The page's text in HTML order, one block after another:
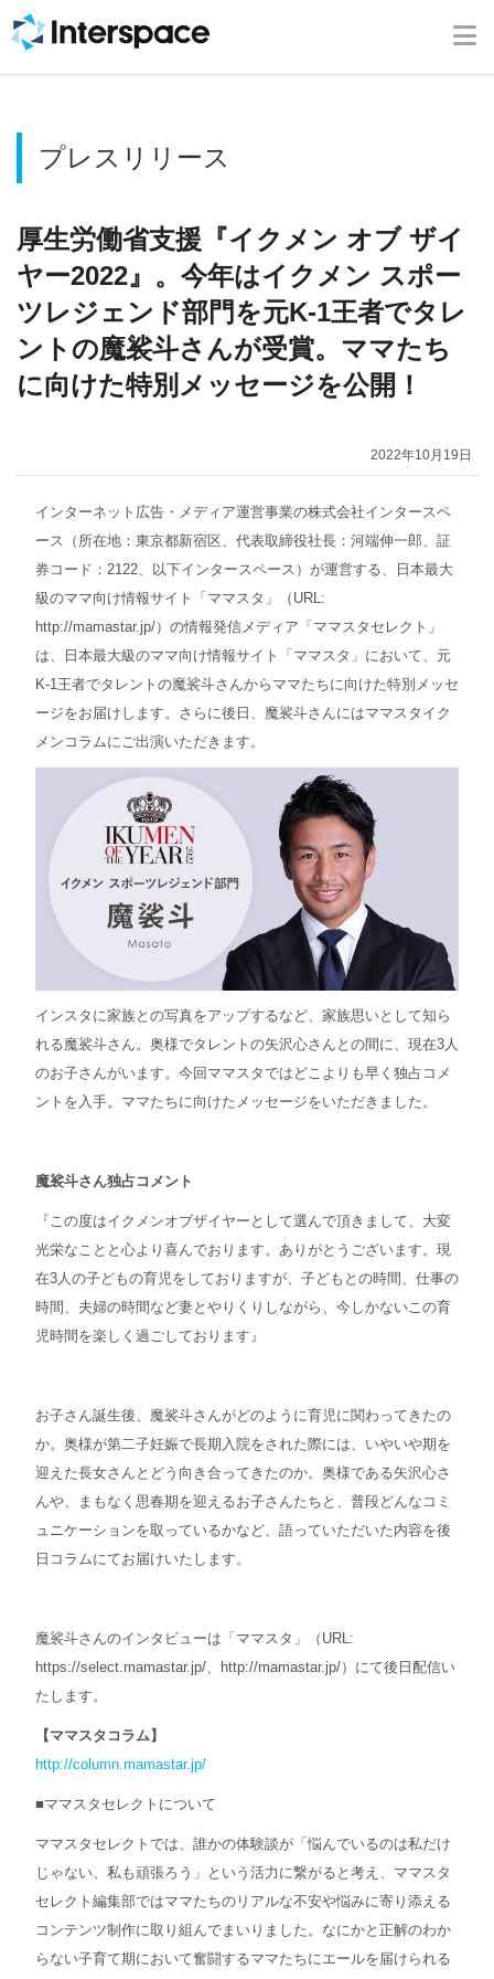
ホーム
事業内容
ニュース
IR情報
ブログ
English
プレスリリース
厚生労働省支援『イクメン オブ ザイ
ヤー2022』。今年はイクメン スポー
ツレジェンド部門を元K-1王者でタレ
ントの魔裟斗さんが受賞。ママたち
に向けた特別メッセージを公開！
2022年10月19日
インターネット広告・メディア運営事業の株式会社インタースペ
ース（所在地：東京都新宿区、代表取締役社長：河端伸一郎、証
券コード：2122、以下インタースペース）が運営する、日本最大
級のママ向け情報サイト「ママスタ」（URL:
http://mamastar.jp/）の情報発信メディア「ママスタセレクト」
は、日本最大級のママ向け情報サイト「ママスタ」において、元
K-1王者でタレントの魔裟斗さんからママたちに向けた特別メッセ
ージをお届けします。さらに後日、魔裟斗さんにはママスタイク
メンコラムにご出演いただきます。
インスタに家族との写真をアップするなど、家族思いとして知ら
れる魔裟斗さん。奥様でタレントの矢沢心さんとの間に、現在3人
のお子さんがいます。今回ママスタではどこよりも早く独占コメ
ントを入手。ママたちに向けたメッセージをいただきました。
魔裟斗さん独占コメント
『この度はイクメンオブザイヤーとして選んで頂きまして、大変
光栄なことと心より喜んでおります。ありがとうございます。現
在3人の子どもの育児をしておりますが、子どもとの時間、仕事の
時間、夫婦の時間など妻とやりくりしながら、今しかないこの育
児時間を楽しく過ごしております』
お子さん誕生後、魔裟斗さんがどのように育児に関わってきたの
か。奥様が第二子妊娠で長期入院をされた際には、いやいや期を
迎えた長女さんとどう向き合ってきたのか。奥様である矢沢心さ
んや、まもなく思春期を迎えるお子さんたちと、普段どんなコミ
ュニケーションを取っているかなど、語っていただいた内容を後
日コラムにてお届けいたします。
魔裟斗さんのインタビューは「ママスタ」（URL:
https://select.mamastar.jp/、http://mamastar.jp/）にて後日配信い
たします。
【ママスタコラム】
http://column.mamastar.jp/
■ママスタセレクトについて
ママスタセレクトでは、誰かの体験談が「悩んでいるのは私だけ
じゃない、私も頑張ろう」という活力に繋がると考え、ママスタ
セレクト編集部ではママたちのリアルな不安や悩みに寄り添える
コンテンツ制作に取り組んでまいりました。なにかと正解のわか
らない子育て期において奮闘するママたちにエールを届けられる